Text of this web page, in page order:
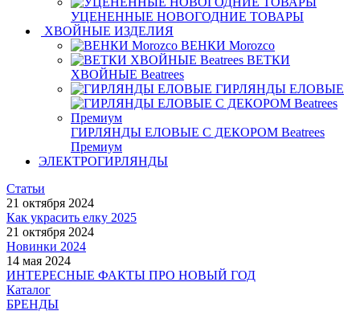
УЦЕНЕННЫЕ НОВОГОДНИЕ ТОВАРЫ
ХВОЙНЫЕ ИЗДЕЛИЯ
ВЕНКИ Morozco
ВЕТКИ
ХВОЙНЫЕ Beatrees
ГИРЛЯНДЫ ЕЛОВЫЕ
ГИРЛЯНДЫ ЕЛОВЫЕ С ДЕКОРОМ Beatrees
Премиум
ЭЛЕКТРОГИРЛЯНДЫ
Статьи
21 октября 2024
Как украсить елку 2025
21 октября 2024
Новинки 2024
14 мая 2024
ИНТЕРЕСНЫЕ ФАКТЫ ПРО НОВЫЙ ГОД
Каталог
БРЕНДЫ